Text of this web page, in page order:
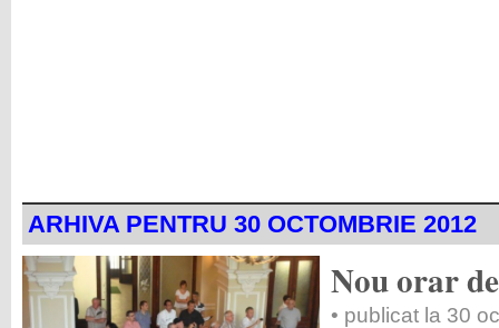
ARHIVA PENTRU 30 OCTOMBRIE 2012
Nou orar
• publicat la 30